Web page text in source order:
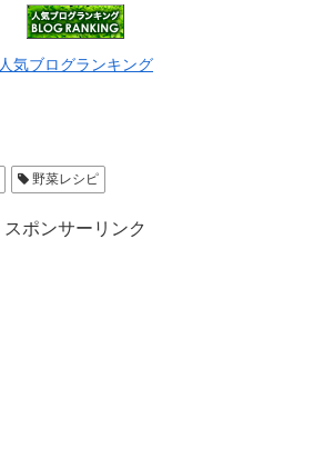
人気ブログランキング
野菜レシピ
スポンサーリンク